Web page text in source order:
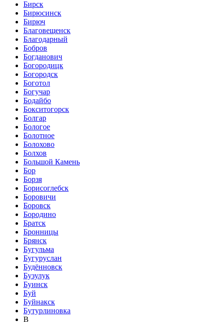
Бирск
Бирюсинск
Бирюч
Благовещенск
Благодарный
Бобров
Богданович
Богородицк
Богородск
Боготол
Богучар
Бодайбо
Бокситогорск
Болгар
Бологое
Болотное
Болохово
Болхов
Большой Камень
Бор
Борзя
Борисоглебск
Боровичи
Боровск
Бородино
Братск
Бронницы
Брянск
Бугульма
Бугуруслан
Будённовск
Бузулук
Буинск
Буй
Буйнакск
Бутурлиновка
В